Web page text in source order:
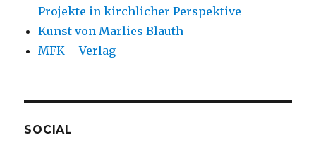
Projekte in kirchlicher Perspektive
Kunst von Marlies Blauth
MFK – Verlag
SOCIAL